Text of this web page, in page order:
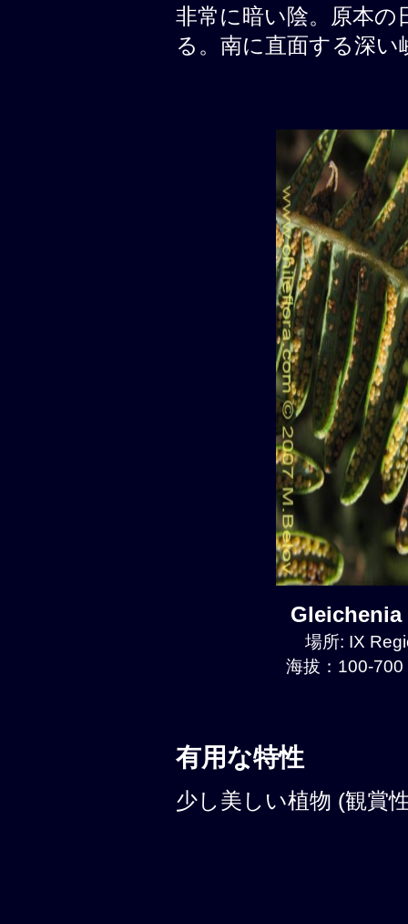
非常に暗い陰。原本の
る。南に直面する深い
Gleichenia
場所: IX
海拔：100-
有用な特性
少し美しい植物 (観賞